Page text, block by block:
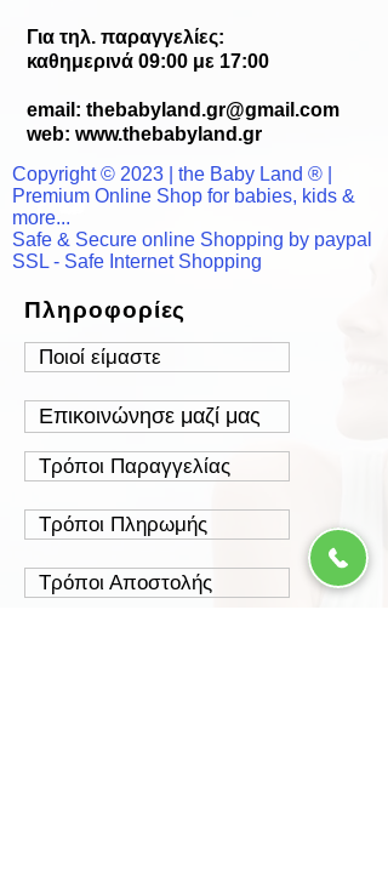
Για τηλ. παραγγελίες:
καθημερινά 09:00 με 17:00
email: thebabyland.gr@gmail.com
web: www.thebabyland.gr
Copyright © 2023 | the Baby Land ® |
Premium Online Shop for babies, kids &
more...
Safe & Secure online Shopping by paypal
SSL - Safe Internet Shopping
Πληροφορίες
Ποιοί είμαστε
Επικοινώνησε μαζί μας
Τρόποι Παραγγελίας
Τρόποι Πληρωμής
Τρόποι Αποστολής